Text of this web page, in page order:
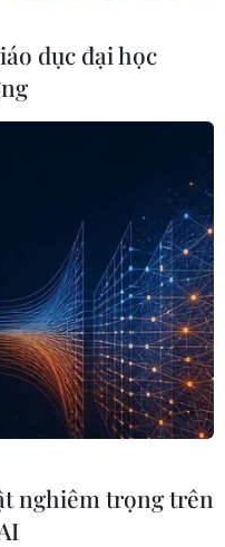
và hành trình gắn
Lào mở rộng hợp tác
dục đại học
nghiêm trọng trên